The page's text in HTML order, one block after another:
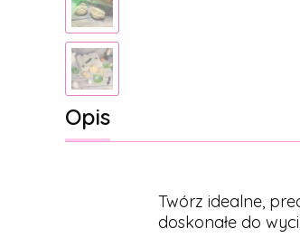
Opis
Twórz idealne,
doskonałe do